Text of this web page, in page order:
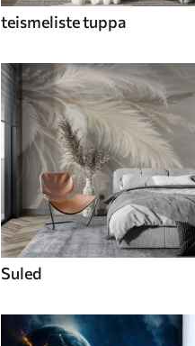
teismeliste tuppa
Suled